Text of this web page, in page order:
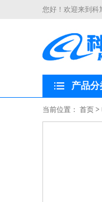
您好！欢迎来到科
产品分
当前位置： 首页 >